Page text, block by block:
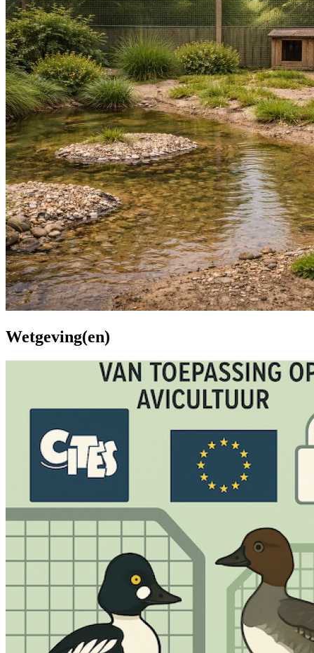
Wetgeving(en)